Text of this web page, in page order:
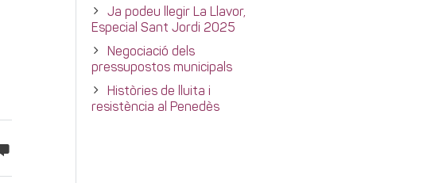
Ja podeu llegir La Llavor,
Especial Sant Jordi 2025
Negociació dels
pressupostos municipals
Històries de lluita i
resistència al Penedès